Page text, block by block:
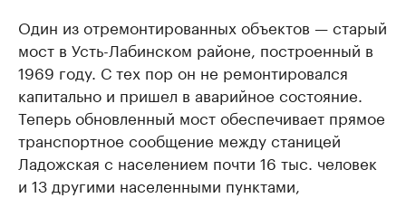
Один из отремонтированных объектов — старый
мост в Усть-Лабинском районе, построенный в
1969 году. С тех пор он не ремонтировался
капитально и пришел в аварийное состояние.
Теперь обновленный мост обеспечивает прямое
транспортное сообщение между станицей
Ладожская с населением почти 16 тыс. человек
и 13 другими населенными пунктами,